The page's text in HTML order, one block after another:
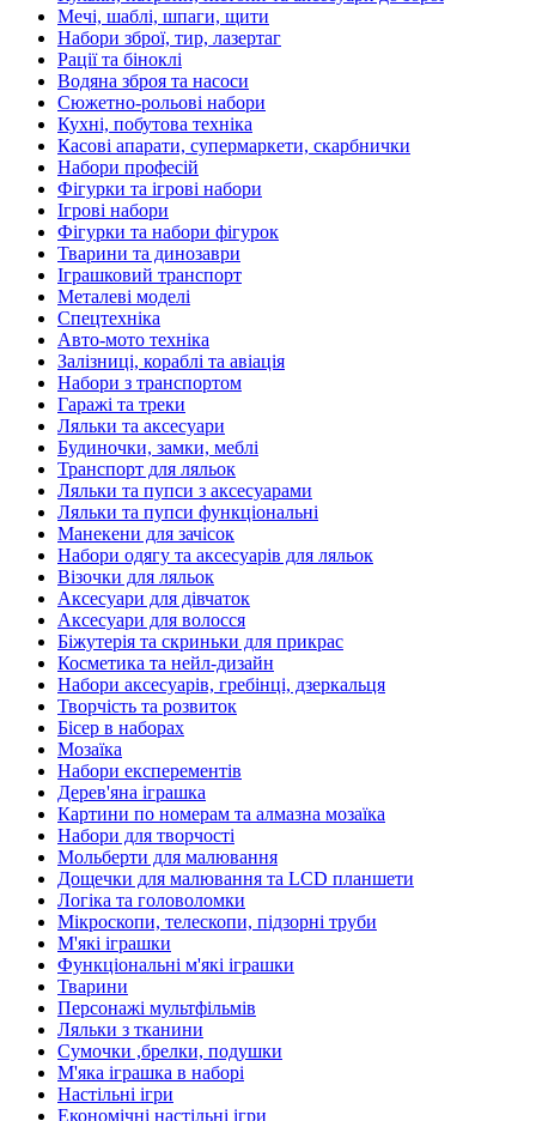
Мечі, шаблі, шпаги, щити
Набори зброї, тир, лазертаг
Рації та біноклі
Водяна зброя та насоси
Сюжетно-рольові набори
Кухні, побутова техніка
Касові апарати, супермаркети, скарбнички
Набори професій
Фігурки та ігрові набори
Ігрові набори
Фігурки та набори фігурок
Тварини та динозаври
Іграшковий транспорт
Металеві моделі
Спецтехніка
Авто-мото техніка
Залізниці, кораблі та авіація
Набори з транспортом
Гаражі та треки
Ляльки та аксесуари
Будиночки, замки, меблі
Транспорт для ляльок
Ляльки та пупси з аксесуарами
Ляльки та пупси функціональні
Манекени для зачісок
Набори одягу та аксесуарів для ляльок
Візочки для ляльок
Аксесуари для дівчаток
Аксесуари для волосся
Біжутерія та скриньки для прикрас
Косметика та нейл-дизайн
Набори аксесуарів, гребінці, дзеркальця
Творчість та розвиток
Бісер в наборах
Мозаїка
Набори експерементів
Дерев'яна іграшка
Картини по номерам та алмазна мозаїка
Набори для творчості
Мольберти для малювання
Дощечки для малювання та LCD планшети
Логіка та головоломки
Мікроскопи, телескопи, підзорні труби
М'які іграшки
Функціональні м'які іграшки
Тварини
Персонажі мультфільмів
Ляльки з тканини
Сумочки ,брелки, подушки
М'яка іграшка в наборі
Настільні ігри
Економічні настільні ігри